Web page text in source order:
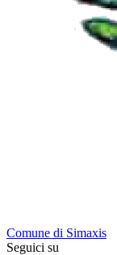
Comune di Simaxis
Seguici su